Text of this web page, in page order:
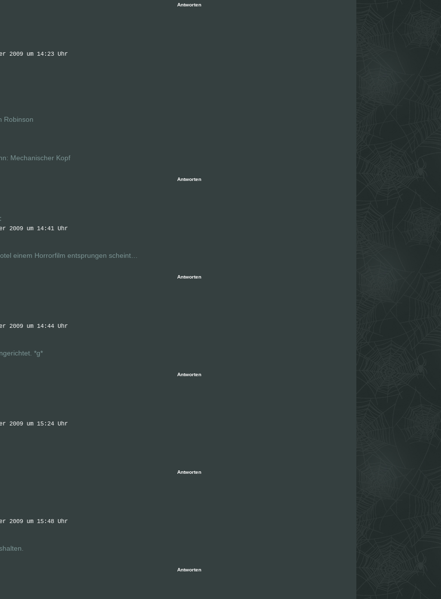
Antworten
2009 um 14:23 Uhr
Robinson
Mechanischer Kopf
Antworten
2009 um 14:41 Uhr
einem Horrorfilm entsprungen scheint…
Antworten
2009 um 14:44 Uhr
*g*
Antworten
2009 um 15:24 Uhr
Antworten
2009 um 15:48 Uhr
Antworten